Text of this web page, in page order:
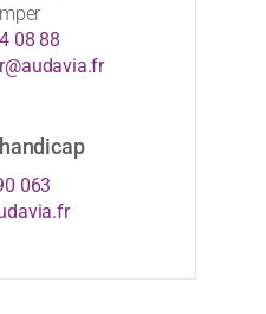
08 88
063